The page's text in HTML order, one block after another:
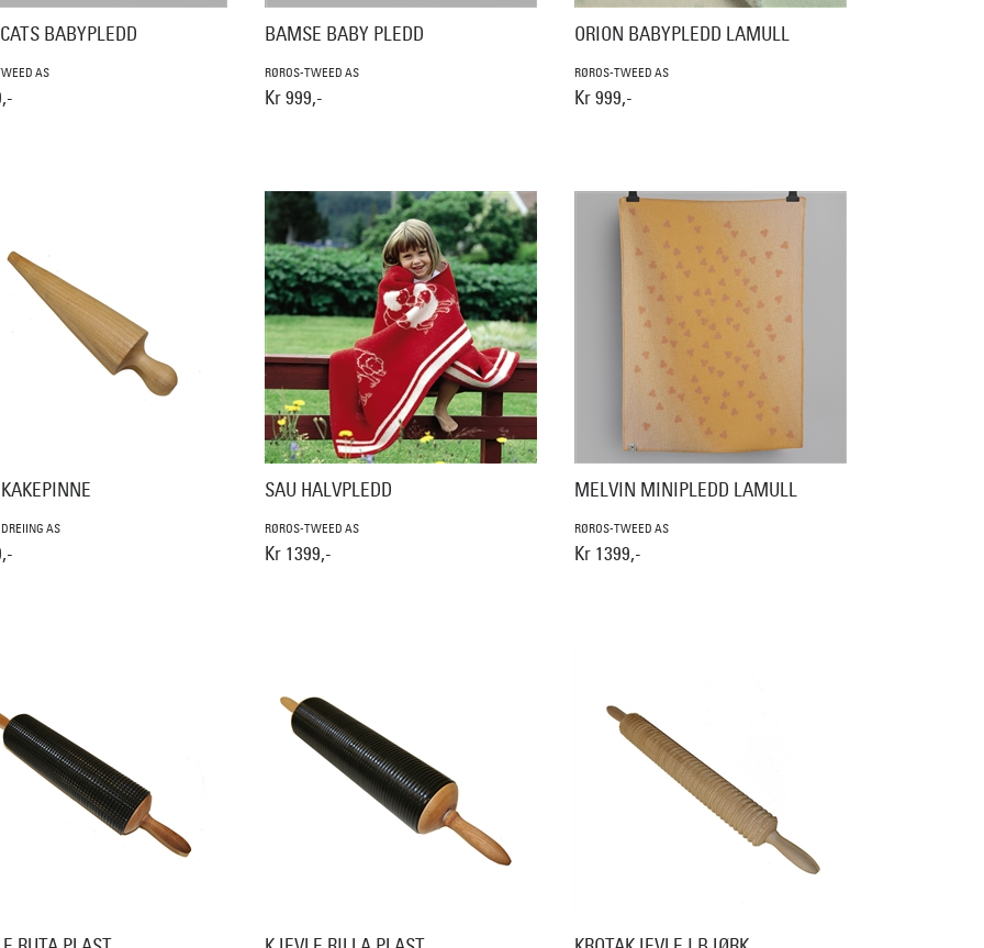
BABYPLEDD
AS
BAMSE BABY PLEDD
RØROS-TWEED AS
Kr 999,-
ORION BABYPLEDD LAMULL
RØROS-TWEED AS
Kr 999,-
AS
SAU HALVPLEDD
RØROS-TWEED AS
Kr 1399,-
MELVIN MINIPLEDD LAMULL
RØROS-TWEED AS
Kr 1399,-